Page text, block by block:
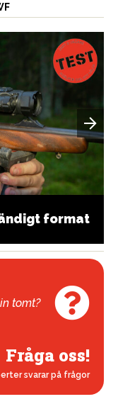
format
tomt?
Fråga oss!
svarar på frågor